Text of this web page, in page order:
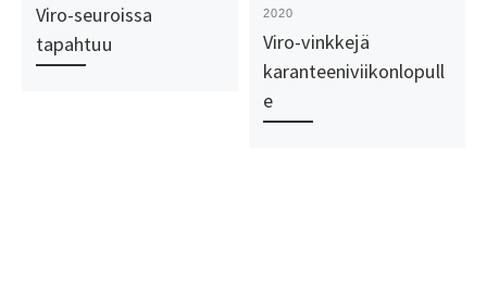
Viro-seuroissa
tapahtuu
2020
Viro-vinkkejä
karanteeniviikonlopull
e